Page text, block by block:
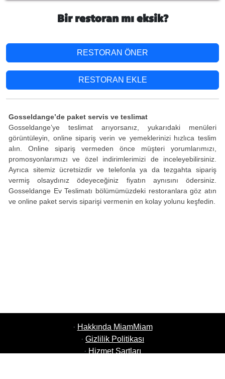
Bir restoran mı eksik?
RESTORAN ÖNER
RESTORAN EKLE
Gosseldange’de paket servis ve teslimat
Gosseldange’ye teslimat arıyorsanız, yukarıdaki menüleri
görüntüleyin, online sipariş verin ve yemeklerinizi hızlıca teslim
alın. Online sipariş vermeden önce müşteri yorumlarımızı,
promosyonlarımızı ve özel indirimlerimizi de inceleyebilirsiniz.
Ayrıca sitemiz ücretsizdir ve telefonla ya da tezgahta sipariş
vermiş olsaydınız ödeyeceğiniz fiyatın aynısını ödersiniz.
Gosseldange Ev Teslimatı bölümümüzdeki restoranlara göz atın
ve online paket servis siparişi vermenin en kolay yolunu keşfedin.
· Hakkında MiamMiam
· Gizlilik Politikası
· Hizmet Şartları